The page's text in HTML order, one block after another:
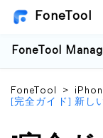
FoneTool
FoneTool
FoneTool >
[完全ガイド] 新し